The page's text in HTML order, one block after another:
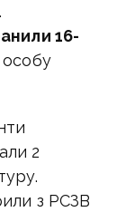
16-
2
з РСЗВ